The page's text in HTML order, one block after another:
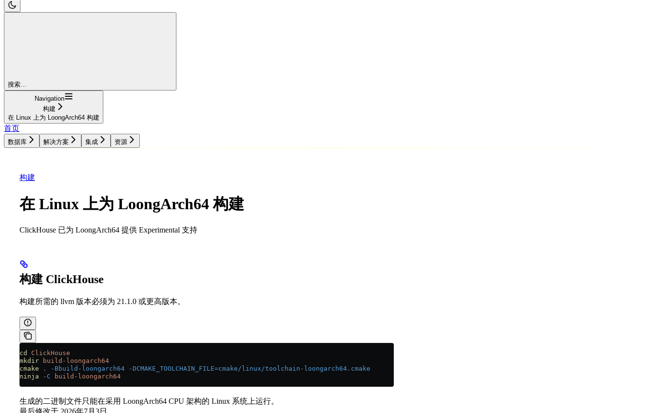
搜索...
Navigation
构建
在 Linux 上为 LoongArch64 构建
首页
数据库 解决方案 集成 资源
构建
在 Linux 上为 LoongArch64 构建
ClickHouse 已为 LoongArch64 提供 Experimental 支持
构建 ClickHouse
构建所需的 llvm 版本必须为 21.1.0 或更高版本。
cd
ClickHouse
mkdir build-loongarch64
cmake . -Bbuild-loongarch64 -DCMAKE_TOOLCHAIN_FILE=cmake/linux/toolchain-loongarch64.cmake
ninja -C build-loongarch64
生成的二进制文件只能在采用 LoongArch64 CPU 架构的 Linux 系统上运行。